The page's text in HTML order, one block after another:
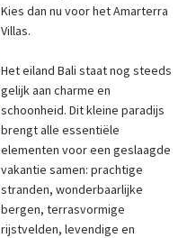
Kies dan nu voor het Amarterra
Villas.
Het eiland Bali staat nog steeds
gelijk aan charme en
schoonheid. Dit kleine paradijs
brengt alle essentiële
elementen voor een geslaagde
vakantie samen: prachtige
stranden, wonderbaarlijke
bergen, terrasvormige
rijstvelden, levendige en